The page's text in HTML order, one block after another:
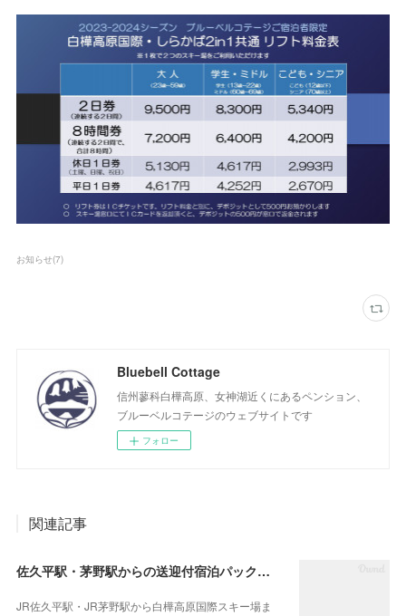
お知らせ(7)
Bluebell Cottage
信州蓼科白樺高原、女神湖近くにあるペンション、
ブルーベルコテージのウェブサイトです
フォロー
関連記事
佐久平駅・茅野駅からの送迎付宿泊パックも販売中です！
JR佐久平駅・JR茅野駅から白樺高原国際スキー場ま